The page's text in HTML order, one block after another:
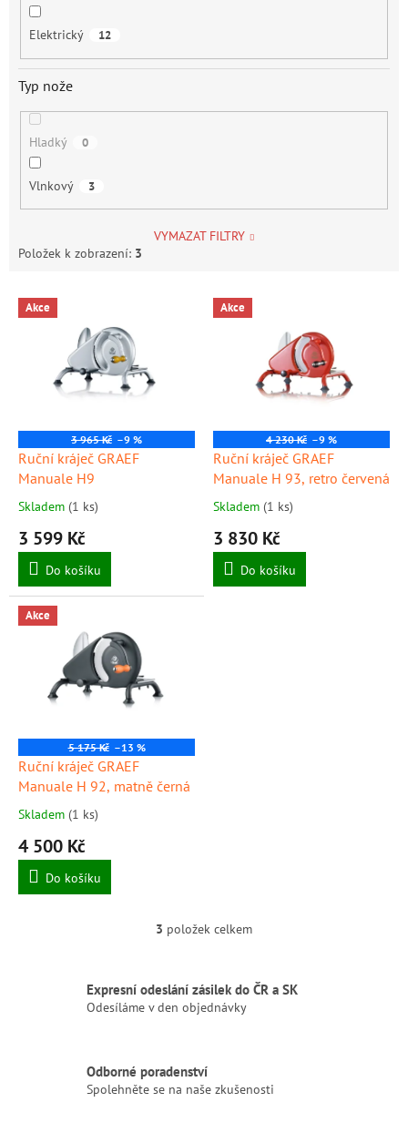
Elektrický 12
Typ nože
Hladký 0
Vlnkový 3
VYMAZAT FILTRY
Položek k zobrazení: 3
Akce
3 965 Kč –9 %
Ruční kráječ GRAEF
Manuale H9
Skladem (1 ks)
3 599 Kč
Do košíku
Akce
4 230 Kč –9 %
Ruční kráječ GRAEF
Manuale H 93, retro červená
Skladem (1 ks)
3 830 Kč
Do košíku
Akce
5 175 Kč –13 %
Ruční kráječ GRAEF
Manuale H 92, matně černá
Skladem (1 ks)
4 500 Kč
Do košíku
O
á
d
p
r
3 položek celkem
Expresní odeslání zásilek do ČR a SK
Odesíláme v den objednávky
Odborné poradenství
Spolehněte se na naše zkušenosti